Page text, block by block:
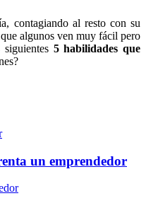
contagiando al resto con su
algunos ven muy fácil pero
5 habilidades que
un emprendedor